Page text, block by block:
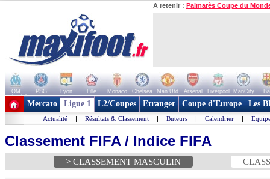
A retenir : Palmarès Coupe du
OM PSG Lyon Lille Monaco Chelsea Man Utd Arsenal Liverpool ManCity
+ de clubs
Mercato Ligue 1 L2/Coupes Etranger Coupe d'Europe Les
Actualité | Résultats & Classement | Buteurs | Calendrier |
Classement FIFA / Indice FIFA
> CLASSEMENT MASCULIN